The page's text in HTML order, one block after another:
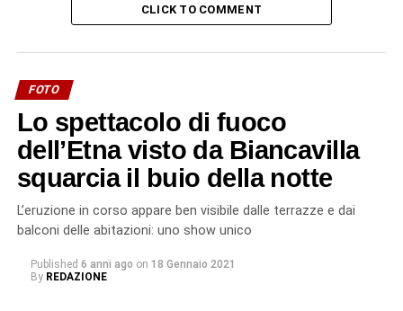
CLICK TO COMMENT
FOTO
Lo spettacolo di fuoco
dell’Etna visto da Biancavilla
squarcia il buio della notte
L’eruzione in corso appare ben visibile dalle terrazze e dai
balconi delle abitazioni: uno show unico
Published 6 anni ago on 18 Gennaio 2021
By REDAZIONE